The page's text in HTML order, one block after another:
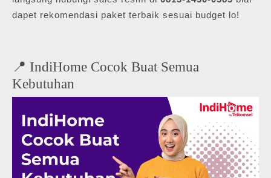
dapet rekomendasi paket terbaik sesuai budget lo!
📍 IndiHome Cocok Buat Semua
Kebutuhan